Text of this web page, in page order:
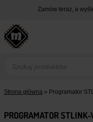
treści
Zamów teraz, a
produktów
Strona główna » Programator
PROGRAMATOR